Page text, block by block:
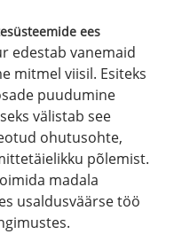
ees
edestab vanemaid
mitmel viisil. Esiteks
puudumine
välistab see
ohutusohte,
põlemist.
madala
usaldusväärse töö